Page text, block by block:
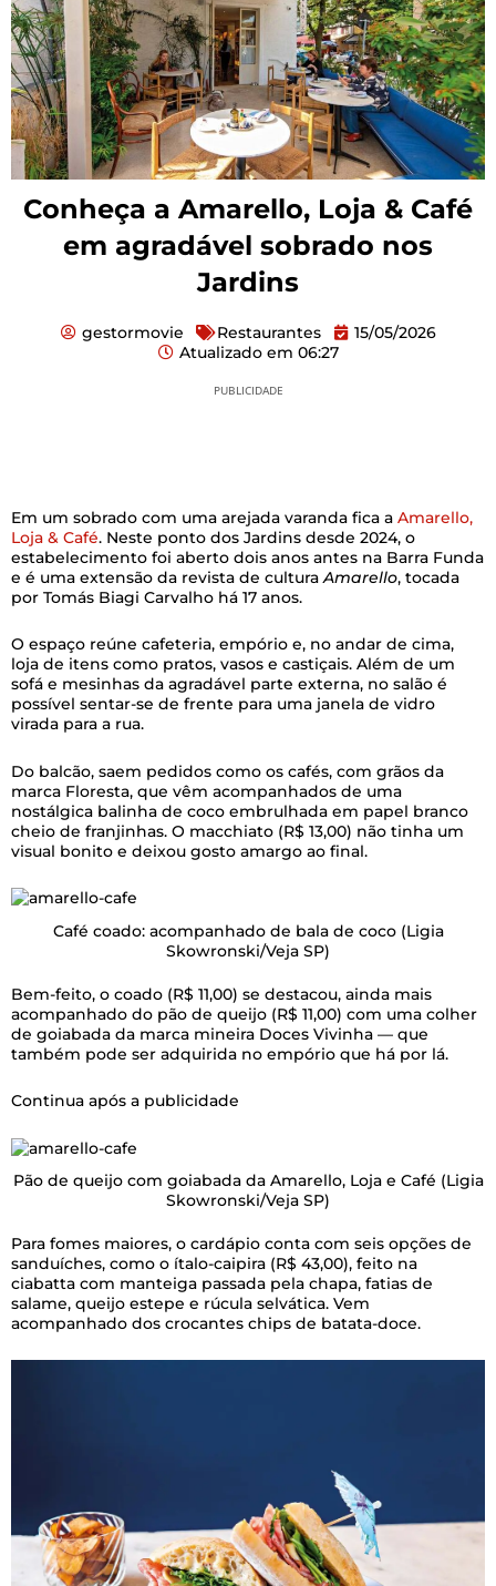
Conheça a Amarello, Loja & Café
em agradável sobrado nos
Jardins
gestormovie Restaurantes
15/05/2026
Atualizado em 06:27
PUBLICIDADE
Em um sobrado com uma arejada varanda fica a Amarello,
Loja & Café. Neste ponto dos Jardins desde 2024, o
estabelecimento foi aberto dois anos antes na Barra Funda
e é uma extensão da revista de culturaAmarello, tocada
por Tomás Biagi Carvalho há 17 anos.
O espaço reúne cafeteria, empório e, no andar de cima,
loja de itens como pratos, vasos e castiçais. Além de um
sofá e mesinhas da agradável parte externa, no salão é
possível sentar-se de frente para uma janela de vidro
virada para a rua.
Do balcão, saem pedidos como os cafés, com grãos da
marca Floresta, que vêm acompanhados de uma
nostálgica balinha de coco embrulhada em papel branco
cheio de franjinhas. O macchiato (R$ 13,00) não tinha um
visual bonito e deixou gosto amargo ao final.
Café coado: acompanhado de bala de coco (Ligia
Skowronski/Veja SP)
Bem-feito, o coado (R$ 11,00) se destacou, ainda mais
acompanhado do pão de queijo (R$ 11,00) com uma colher
de goiabada da marca mineira Doces Vivinha — que
também pode ser adquirida no empório que há por lá.
Continua após a publicidade
Pão de queijo com goiabada da Amarello, Loja e Café (Ligia
Skowronski/Veja SP)
Para fomes maiores, o cardápio conta com seis opções de
sanduíches, como o ítalo-caipira (R$ 43,00), feito na
ciabatta com manteiga passada pela chapa, fatias de
salame, queijo estepe e rúcula selvática. Vem
acompanhado dos crocantes chips de batata-doce.